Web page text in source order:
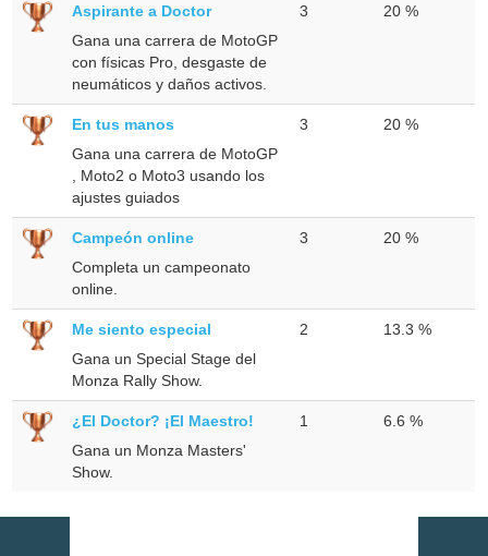
Aspirante a Doctor
Gana una carrera de MotoGP
con físicas Pro, desgaste de
neumáticos y daños activos.
3 20 %
En tus manos
Gana una carrera de MotoGP
, Moto2 o Moto3 usando los
ajustes guiados
3 20 %
Campeón online
Completa un campeonato
online.
3 20 %
Me siento especial
Gana un Special Stage del
Monza Rally Show.
2 13.3 %
¿El Doctor? ¡El Maestro!
Gana un Monza Masters'
Show.
1 6.6 %